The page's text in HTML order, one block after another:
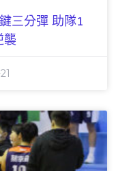
三分彈 助隊1
襲